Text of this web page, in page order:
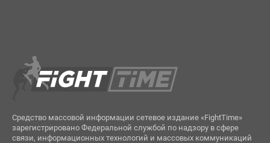
Средство массовой информации сетевое издание «FightTime»
зарегистрировано Федеральной службой по надзору в сфере
связи, информационных технологий и массовых коммуникаций